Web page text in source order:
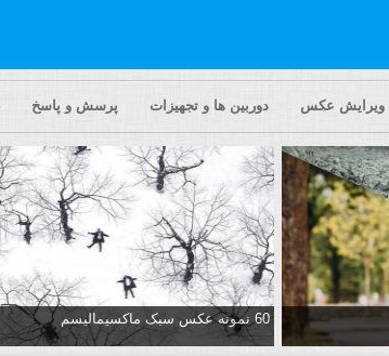
ویرایش عکس دوربین ها و تجهیزات پرسش و پاسخ
60 نمونه عکس سبک ماکسیمالیسم